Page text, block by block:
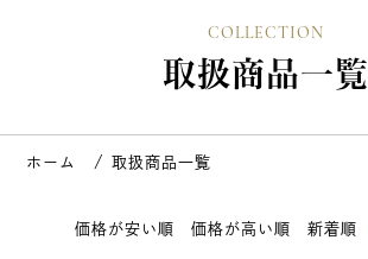
COLLECTION
取扱商品一覧
取扱商品一覧
価格が安い順 価格が高い順 新着順